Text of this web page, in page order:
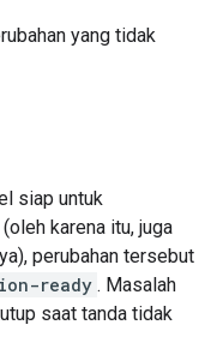
yang tidak
siap untuk
karena itu, juga
perubahan tersebut
ready . Masalah
saat tanda tidak